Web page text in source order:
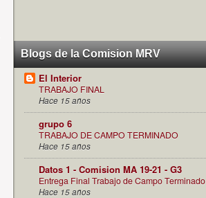
Blogs de la Comision MRV
El Interior
TRABAJO FINAL
Hace 15 años
grupo 6
TRABAJO DE CAMPO TERMINADO
Hace 15 años
Datos 1 - Comision MA 19-21 - G3
Entrega Final Trabajo de Campo Terminado
Hace 15 años